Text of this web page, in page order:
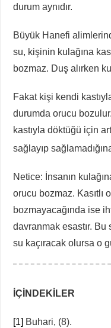
durum aynıdır.
Büyük Hanefi
su, kişinin kulağına
bozmaz. Duş alırken
Fakat kişi kendi
durumda orucu
kastıyla döktüğü için
sağlayıp
Netice: İnsanın
orucu bozmaz. Kasıtlı
bozmayacağında ise
davranmak esastır.
su kaçıracak olursa o
İÇİNDEKİLER
[1] Buhari, (8).